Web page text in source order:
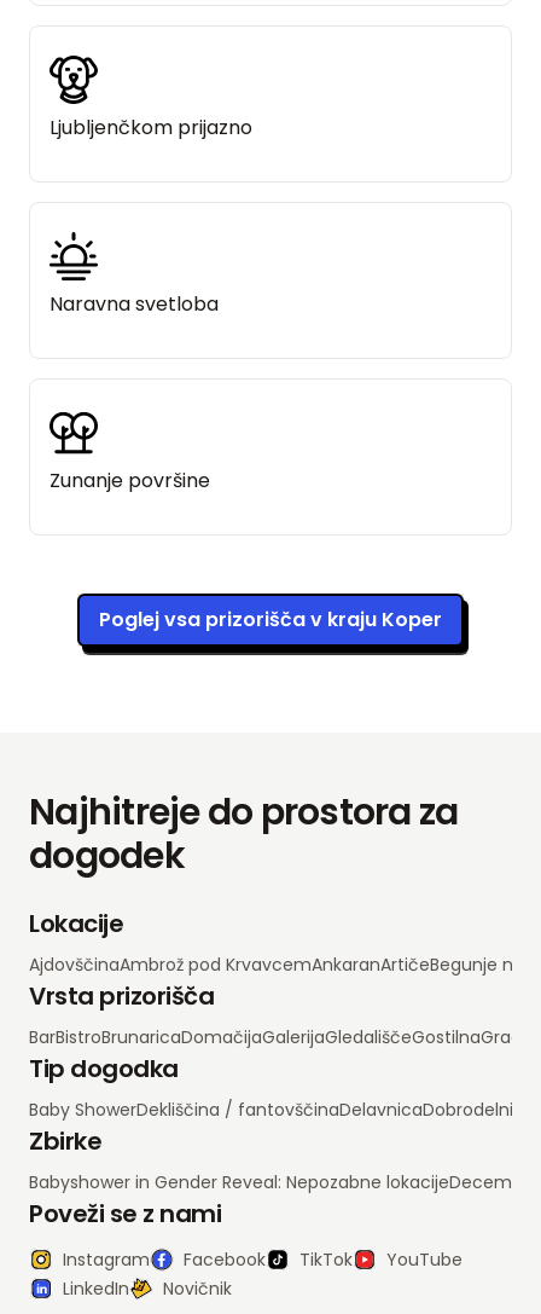
Ljubljenčkom prijazno
Naravna svetloba
Zunanje površine
Poglej vsa prizorišča v kraju Koper
Najhitreje do prostora za
dogodek
Lokacije
AjdovščinaAmbrož pod KrvavcemAnkaranArtičeBegunje na
Vrsta prizorišča
BarBistroBrunaricaDomačijaGalerijaGledališčeGostilnaGrad
Tip dogodka
Baby ShowerDekliščina / fantovščinaDelavnicaDobrodelni
Zbirke
Babyshower in Gender Reveal: Nepozabne lokacije
Poveži se z nami
Instagram Facebook TikTok
YouTube
LinkedIn
Novičnik